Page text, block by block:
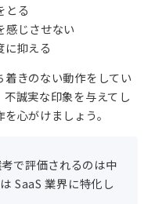
とる
感じさせない
に抑える
きのない動作をしてい
誠実な印象を与えてし
心がけましょう。
で評価されるのは中
SaaS 業界に特化し